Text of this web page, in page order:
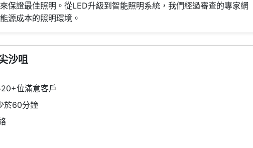
保證最佳照明。從LED升級到智能照明系統，我們經過審查的專家網
源成本的照明環境。
沙咀
位滿意客戶
於60分鐘